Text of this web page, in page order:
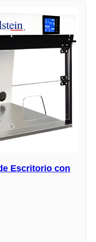
Escritorio con